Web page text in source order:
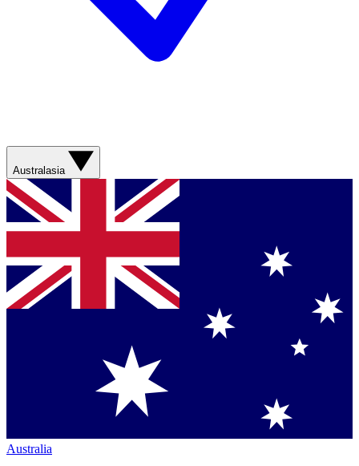
Australasia
Australia